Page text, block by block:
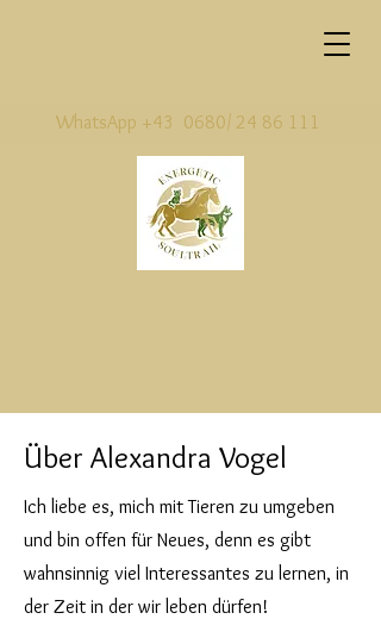
WhatsApp +43 0680/ 24 86 111
Über Alexandra Vogel
Ich liebe es, mich mit Tieren zu umgeben
und bin offen für Neues, denn es gibt
wahnsinnig viel Interessantes zu lernen, in
der Zeit in der wir leben dürfen!